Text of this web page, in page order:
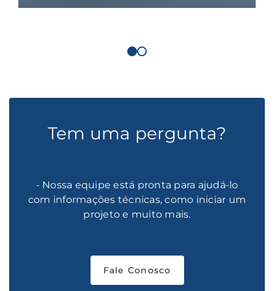
Tem uma pergunta?
- Nossa equipe está pronta para ajudá-lo
com informações técnicas, como iniciar um
projeto e muito mais.
Fale Conosco